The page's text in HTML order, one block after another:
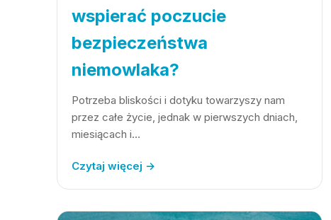
wspierać poczucie
bezpieczeństwa
niemowlaka?
Potrzeba bliskości i dotyku towarzyszy nam
przez całe życie, jednak w pierwszych dniach,
miesiącach i…
Czytaj więcej →